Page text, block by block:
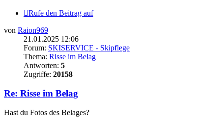
Rufe den Beitrag auf
von Raion969
21.01.2025 12:06
Forum: SKISERVICE - Skipflege
Thema: Risse im Belag
Antworten: 5
Zugriffe: 20158
Re: Risse im Belag
Hast du Fotos des Belages?